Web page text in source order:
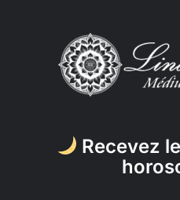
Recevez